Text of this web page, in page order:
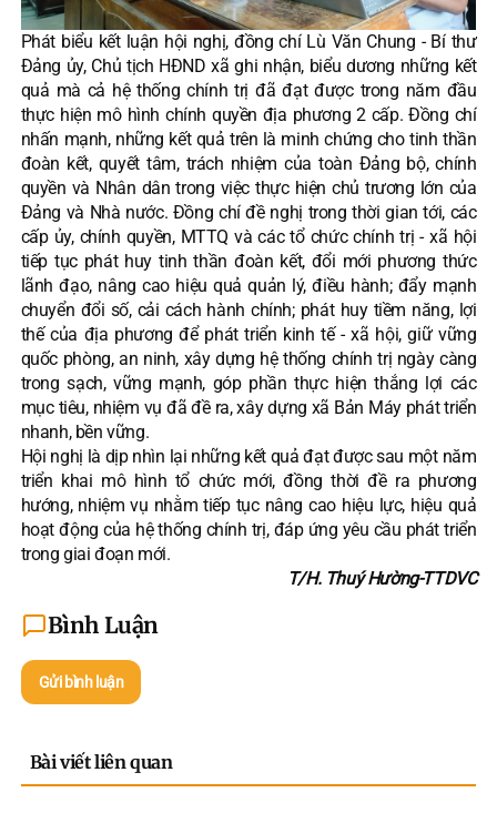
Phát biểu kết luận hội nghị, đồng chí Lù Văn Chung - Bí thư
Đảng ủy, Chủ tịch HĐND xã ghi nhận, biểu dương những kết
quả mà cả hệ thống chính trị đã đạt được trong năm đầu
thực hiện mô hình chính quyền địa phương 2 cấp. Đồng chí
nhấn mạnh, những kết quả trên là minh chứng cho tinh thần
đoàn kết, quyết tâm, trách nhiệm của toàn Đảng bộ, chính
quyền và Nhân dân trong việc thực hiện chủ trương lớn của
Đảng và Nhà nước. Đồng chí đề nghị trong thời gian tới, các
cấp ủy, chính quyền, MTTQ và các tổ chức chính trị - xã hội
tiếp tục phát huy tinh thần đoàn kết, đổi mới phương thức
lãnh đạo, nâng cao hiệu quả quản lý, điều hành; đẩy mạnh
chuyển đổi số, cải cách hành chính; phát huy tiềm năng, lợi
thế của địa phương để phát triển kinh tế - xã hội, giữ vững
quốc phòng, an ninh, xây dựng hệ thống chính trị ngày càng
trong sạch, vững mạnh, góp phần thực hiện thắng lợi các
mục tiêu, nhiệm vụ đã đề ra, xây dựng xã Bản Máy phát triển
nhanh, bền vững.
Hội nghị là dịp nhìn lại những kết quả đạt được sau một năm
triển khai mô hình tổ chức mới, đồng thời đề ra phương
hướng, nhiệm vụ nhằm tiếp tục nâng cao hiệu lực, hiệu quả
hoạt động của hệ thống chính trị, đáp ứng yêu cầu phát triển
trong giai đoạn mới.
T/H. Thuý Hường-TTDVC
Bình Luận
Gửi bình luận
Bài viết liên quan